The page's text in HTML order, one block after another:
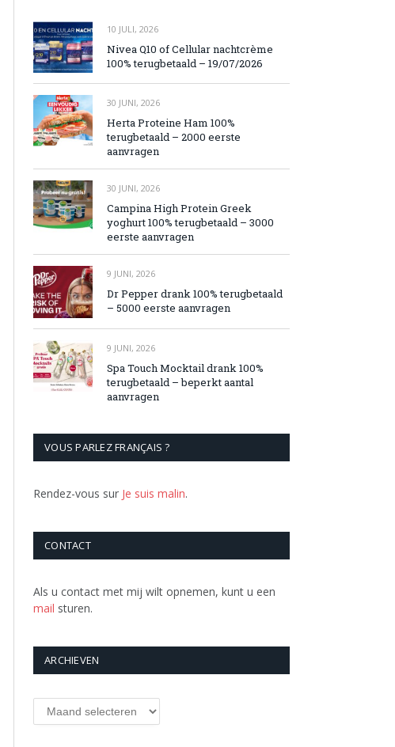
10 JULI, 2026
Nivea Q10 of Cellular nachtcrème
100% terugbetaald – 19/07/2026
30 JUNI, 2026
Herta Proteine Ham 100%
terugbetaald – 2000 eerste
aanvragen
30 JUNI, 2026
Campina High Protein Greek
yoghurt 100% terugbetaald – 3000
eerste aanvragen
9 JUNI, 2026
Dr Pepper drank 100% terugbetaald
– 5000 eerste aanvragen
9 JUNI, 2026
Spa Touch Mocktail drank 100%
terugbetaald – beperkt aantal
aanvragen
VOUS PARLEZ FRANÇAIS ?
Rendez-vous sur Je suis malin.
CONTACT
Als u contact met mij wilt opnemen, kunt u een
mail sturen.
ARCHIEVEN